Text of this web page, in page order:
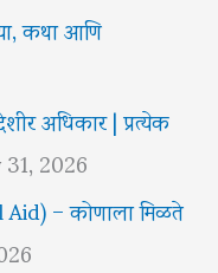
कथा आणि
अधिकार | प्रत्येक
2026
– कोणाला मिळते